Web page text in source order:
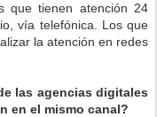
que tienen atención 24
vía telefónica. Los que
la atención en redes
las agencias digitales
en el mismo canal?